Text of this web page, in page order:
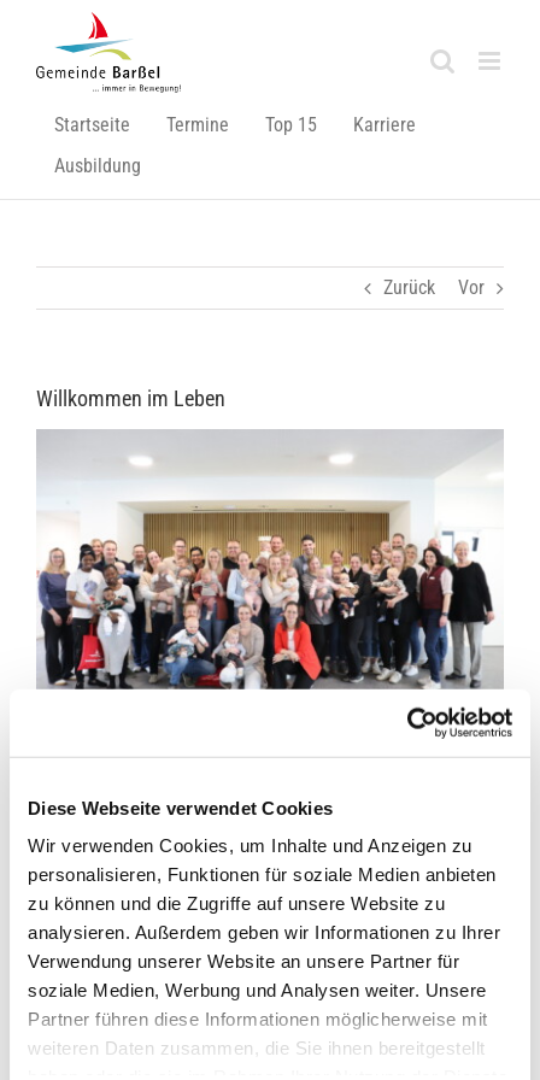
Diese Webseite verwendet Cookies
Wir verwenden Cookies, um Inhalte und Anzeigen zu
personalisieren, Funktionen für soziale Medien anbieten
zu können und die Zugriffe auf unsere Website zu
analysieren. Außerdem geben wir Informationen zu Ihrer
Verwendung unserer Website an unsere Partner für
soziale Medien, Werbung und Analysen weiter. Unsere
Partner führen diese Informationen möglicherweise mit
weiteren Daten zusammen, die Sie ihnen bereitgestellt
springen
Startseite Termine Top 15
Karriere
Ausbildung
Zurück Vor
Willkommen im Leben
Bürger
Im neuen Bürgersaal der Gemeinde Barßel fand am
Vormittag des 20.03.2026 der traditionelle Empfang
„Willkommen im Leben“ statt, zu dem der Bürgermeister
gemeinsam mit der Gleichstellungsbeauftragten Brigitte
Siebum eingela
den hatte. Die Veranstaltung richtete sich an alle Familien,
deren Babys zwischen dem 1. Juli 2025 und dem 31.